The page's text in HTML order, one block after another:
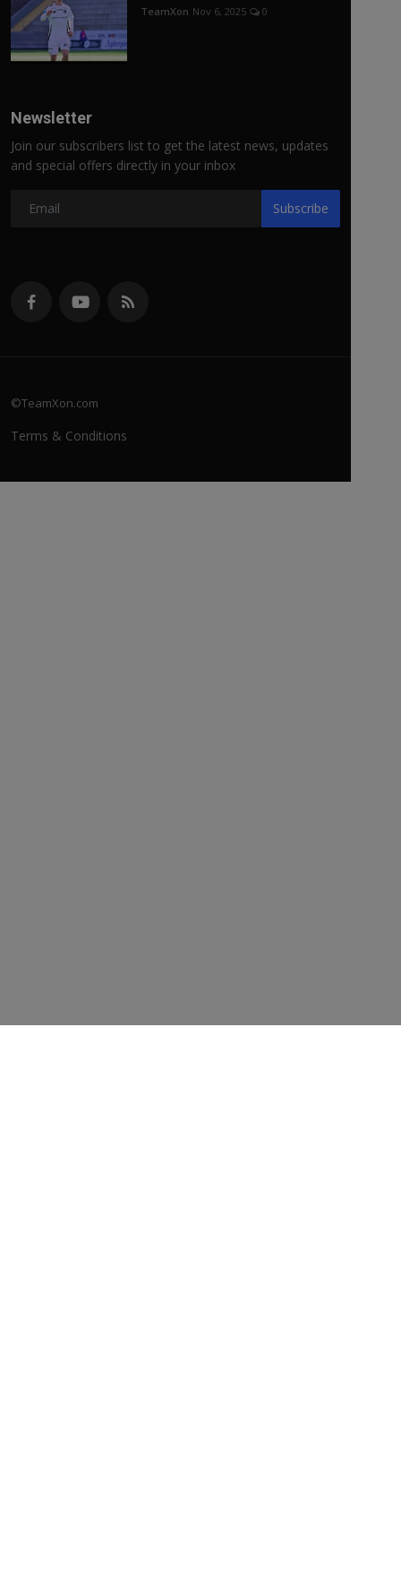
TeamXon Nov 6, 2025 0
Newsletter
Join our subscribers list to get the latest news, updates
and special offers directly in your inbox
Subscribe
©TeamXon.com
Terms & Conditions